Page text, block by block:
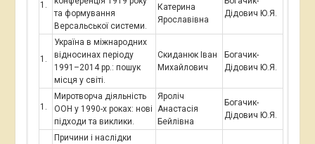
та формування
Версальської системи.
Катерина
Ярославівна
Дідович Ю.Я.
Україна в міжнародних
відносинах періоду
1991–2014 рр.: пошук
місця у світі.
Скиданюк Іван
Михайлович
Богачик-
Дідович Ю.Я.
Миротворча діяльність
ООН у 1990-х роках: нові
підходи та виклики.
Яроліч
Анастасія
Бейлівна
Богачик-
Дідович Ю.Я.
Причини і наслідки